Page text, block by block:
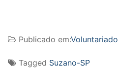
Publicado em:Voluntariado
Tagged Suzano-SP